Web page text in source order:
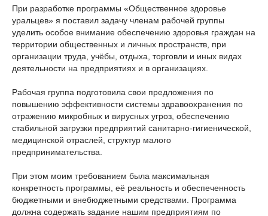
При разработке программы «Общественное здоровье
уральцев» я поставил задачу членам рабочей группы
уделить особое внимание обеспечению здоровья граждан на
территории общественных и личных пространств, при
организации труда, учёбы, отдыха, торговли и иных видах
деятельности на предприятиях и в организациях.
Рабочая группа подготовила свои предложения по
повышению эффективности системы здравоохранения по
отражению микробных и вирусных угроз, обеспечению
стабильной загрузки предприятий санитарно-гигиенической,
медицинской отраслей, структур малого
предпринимательства.
При этом моим требованием была максимальная
конкретность программы, её реальность и обеспеченность
бюджетными и внебюджетными средствами. Программа
должна содержать задание нашим предприятиям по